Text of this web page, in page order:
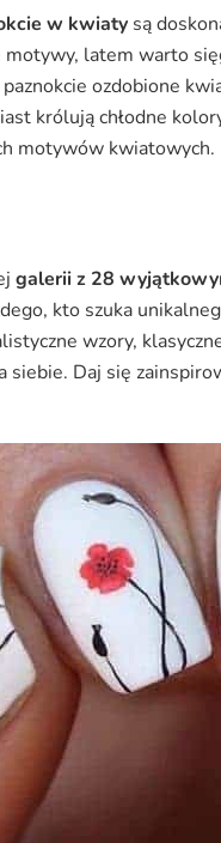
w kwiaty są
latem warto
ozdobione
królują chłodne
motywów kwiatowych.
galerii z 28
kto szuka
wzory,
siebie. Daj się